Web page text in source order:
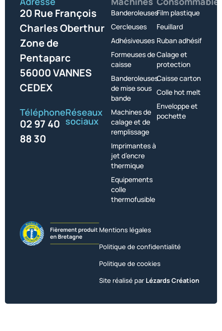
20 Rue François
Charles Oberthur
Zone de
Pentaparc
56000 VANNES
CEDEX
Téléphone
02 97 40
88 30
Réseaux
sociaux
Banderoleuses
Cercleuses
Adhésiveuses
Formeuses de
caisse
Banderoleuses
de mise sous
bande
Machines de
calage et de
remplissage
Imprimantes à
jet d’encre
thermique
Equipements
colle
thermofusible
Film plastique
Feuillard
Ruban adhésif
Calage et
protection
Caisse carton
Colle hot melt
Enveloppe et
pochette
Mentions légales
Politique de confidentialité
Politique de cookies
Site réalisé par Lézards Création